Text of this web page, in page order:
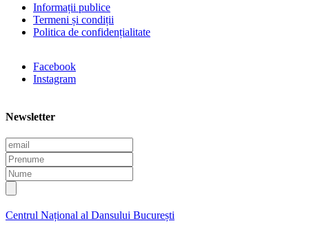
Informații publice
Termeni și condiții
Politica de confidențialitate
Facebook
Instagram
Newsletter
E
m
a
i
l
P
r
e
n
m
N
u
m
e
Centrul Național al Dansului București